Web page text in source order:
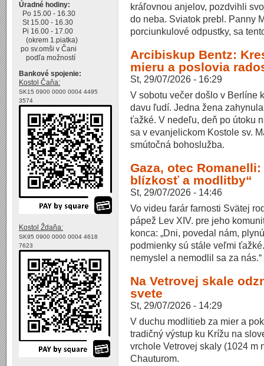
kráľovnou anjelov, pozdvihli
do neba. Sviatok prebl. Panny
porciunkulové odpustky, sa
Arcibiskup Bentz:
mieru a poslovia
St, 29/07/2026 - 16:29
V sobotu večer došlo v Berlíne
davu ľudí. Jedna žena
ťažké. V nedeľu, deň po útoku
sa v evanjelickom Kostole sv.
smútočná bohoslužba.
Gaza, otec
blízkosť a modlitby“
St, 29/07/2026 - 14:46
Vo videu farár farnosti Svätej
pápež Lev XIV. pre jeho
konca: „Dni, povedal nám,
podmienky sú stále veľmi
nemyslel a nemodlil sa za nás.“
Na Vetrovej skale
svete
St, 29/07/2026 - 14:29
V duchu modlitieb za mier a
tradičný výstup ku Krížu na
vrchole Vetrovej skaly (1024 m
Chauturom.
Úradné hodiny:
Po 15.00 - 16.30
St 15.00 - 16.30
Pi 16.00 - 17.00
(okrem 1.piatka)
po sv.omši v Čani
podľa možností
Bankové spojenie:
Kostol Čaňa:
SK15 0900 0000 0004 4495
3574
Kostol Ždaňa:
SK95 0900 0000 0004 4618
7623